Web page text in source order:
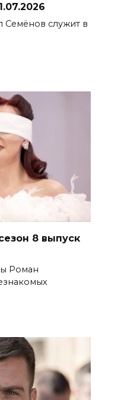
Семёнов служит в
8 выпуск
Роман